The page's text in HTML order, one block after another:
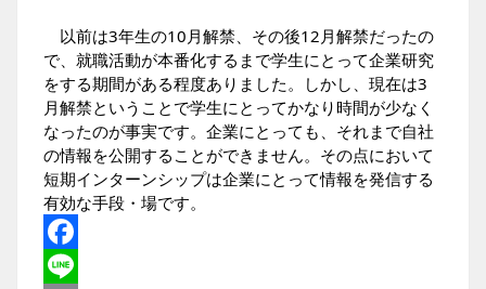
以前は3年生の10月解禁、その後12月解禁だったの
で、就職活動が本番化するまで学生にとって企業研究
をする期間がある程度ありました。しかし、現在は3
月解禁ということで学生にとってかなり時間が少なく
なったのが事実です。企業にとっても、それまで自社
の情報を公開することができません。その点において
短期インターンシップは企業にとって情報を発信する
有効な手段・場です。
Facebook